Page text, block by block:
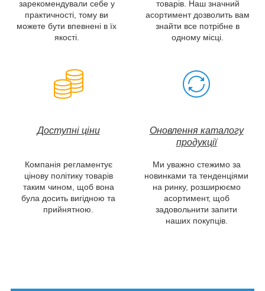
зарекомендували себе у
практичності, тому ви
можете бути впевнені в їх
якості.
товарів. Наш значний
асортимент дозволить вам
знайти все потрібне в
одному місці.
Доступні ціни
Оновлення каталогу
продукції
Компанія регламентує
цінову політику товарів
таким чином, щоб вона
була досить вигідною та
прийнятною.
Ми уважно стежимо за
новинками та тенденціями
на ринку, розширюємо
асортимент, щоб
задовольнити запити
наших покупців.